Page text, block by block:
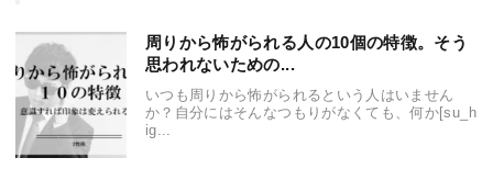
周りから怖がられる人の10個の特徴。そう
思われないための...
いつも周りから怖がられるという人はいません
か？自分にはそんなつもりがなくても、何か[su_h
ig...